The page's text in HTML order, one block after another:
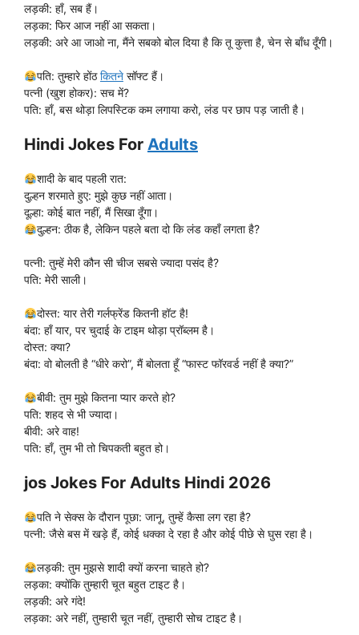
लड़की: हाँ, सब हैं।
लड़का: फिर आज नहीं आ सकता।
लड़की: अरे आ जाओ ना, मैंने सबको बोल दिया है कि तू कुत्ता है, चेन से बाँध दूँगी।
पति: तुम्हारे होंठकितनेसॉफ्ट हैं।
पत्नी (खुश होकर): सच में?
पति: हाँ, बस थोड़ा लिपस्टिक कम लगाया करो, लंड पर छाप पड़ जाती है।
Hindi Jokes For Adults
शादी के बाद पहली रात:
दुल्हन शरमाते हुए: मुझे कुछ नहीं आता।
दूल्हा: कोई बात नहीं, मैं सिखा दूँगा।
दुल्हन: ठीक है, लेकिन पहले बता दो कि लंड कहाँ लगता है?
पत्नी: तुम्हें मेरी कौन सी चीज सबसे ज्यादा पसंद है?
पति: मेरी साली।
दोस्त: यार तेरी गर्लफ्रेंड कितनी हॉट है!
बंदा: हाँ यार, पर चुदाई के टाइम थोड़ा प्रॉब्लम है।
दोस्त: क्या?
बंदा: वो बोलती है “धीरे करो”, मैं बोलता हूँ “फास्ट फॉरवर्ड नहीं है क्या?”
बीवी: तुम मुझे कितना प्यार करते हो?
पति: शहद से भी ज्यादा।
बीवी: अरे वाह!
पति: हाँ, तुम भी तो चिपकती बहुत हो।
jos Jokes For Adults Hindi 2026
पति ने सेक्स के दौरान पूछा: जानू, तुम्हें कैसा लग रहा है?
पत्नी: जैसे बस में खड़े हैं, कोई धक्का दे रहा है और कोई पीछे से घुस रहा है।
लड़की: तुम मुझसे शादी क्यों करना चाहते हो?
लड़का: क्योंकि तुम्हारी चूत बहुत टाइट है।
लड़की: अरे गंदे!
लड़का: अरे नहीं, तुम्हारी चूत नहीं, तुम्हारी सोच टाइट है।